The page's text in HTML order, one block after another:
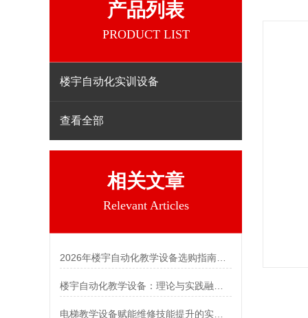
产品列表
PRODUCT LIST
楼宇自动化实训设备
查看全部
相关文章
Relevant Articles
2026年楼宇自动化教学设备选购指南，这几点必须看！